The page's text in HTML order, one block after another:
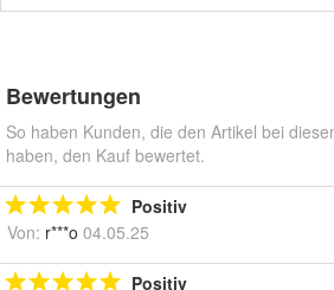
Bewertungen
So haben Kunden, die den Artikel bei
haben, den Kauf bewertet.
Positiv
Von: r***o 04.05.25
Positiv